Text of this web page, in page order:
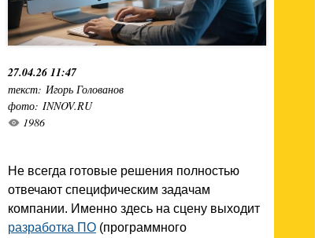
27.04.26 11:47
текст: Игорь Голованов
фото: INNOV.RU
1986
Не всегда готовые решения полностью
отвечают специфическим задачам
компании. Именно здесь на сцену выходит
разработка ПО (программного